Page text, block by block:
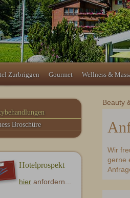
Zurbriggen Gourmet Wellness &
Steakhouse Olympia
Broschüre
Hotelprospekt
hier anfordern...
Beauty
Wir
gerne